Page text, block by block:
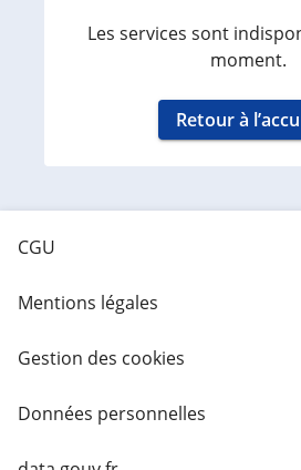
Les services sont
moment.
Retour à
CGU
Mentions légales
Gestion des cookies
Données personnelles